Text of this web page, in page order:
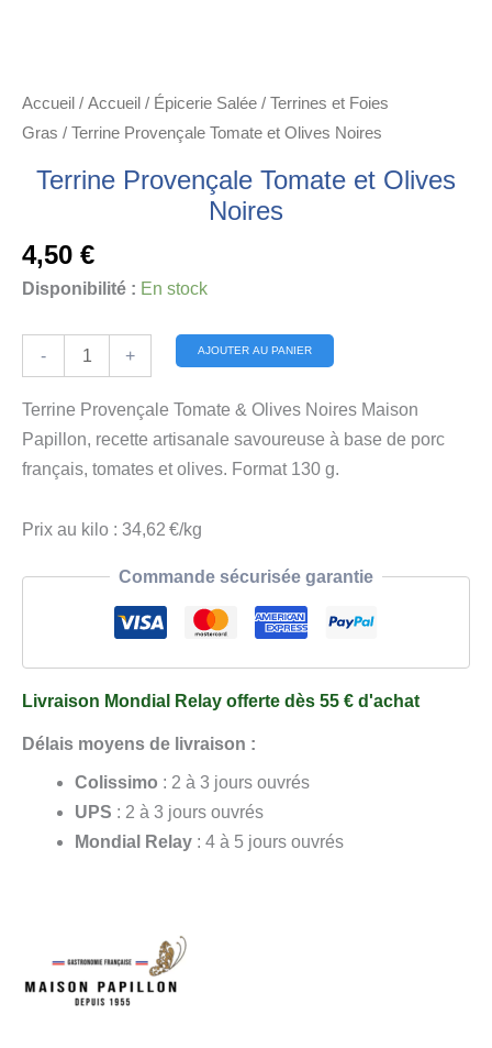
Accueil / Accueil / Épicerie Salée / Terrines et Foies
Gras / Terrine Provençale Tomate et Olives Noires
Terrine Provençale Tomate et Olives
Noires
4,50 €
Disponibilité : En stock
-
de
Terrine
Provençale
Tomate
Olives
+ AJOUTER AU PANIER
Terrine Provençale Tomate & Olives Noires Maison
Papillon, recette artisanale savoureuse à base de porc
français, tomates et olives. Format 130 g.
Prix au kilo : 34,62 €/kg
Commande sécurisée garantie
Livraison Mondial Relay offerte dès 55 € d'achat
Délais moyens de livraison :
Colissimo : 2 à 3 jours ouvrés
UPS : 2 à 3 jours ouvrés
Mondial Relay : 4 à 5 jours ouvrés